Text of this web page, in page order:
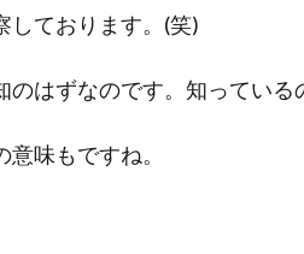
しております。(笑)
のはずなのです。知っている
味もですね。